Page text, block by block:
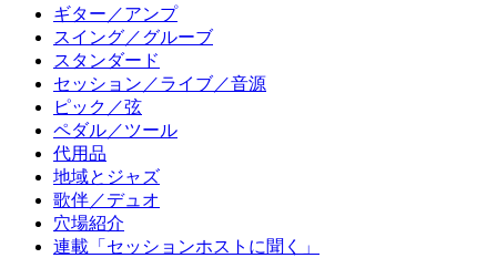
ギター／アンプ
スイング／グルーブ
スタンダード
セッション／ライブ／音源
ピック／弦
ペダル／ツール
代用品
地域とジャズ
歌伴／デュオ
穴場紹介
連載「セッションホストに聞く」